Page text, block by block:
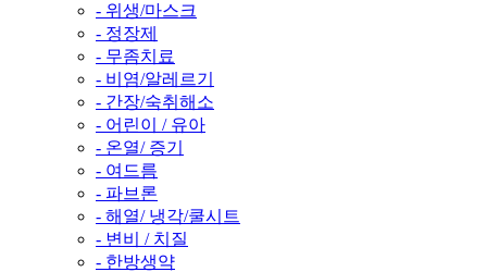
- 위생/마스크
- 정장제
- 무좀치료
- 비염/알레르기
- 간장/숙취해소
- 어린이 / 유아
- 온열/ 증기
- 여드름
- 파브론
- 해열/ 냉각/쿨시트
- 변비 / 치질
- 한방생약